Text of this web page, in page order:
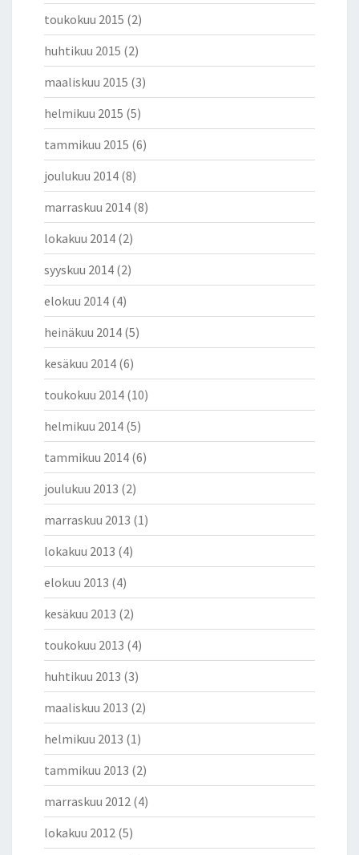
toukokuu 2015 (2)
huhtikuu 2015 (2)
maaliskuu 2015 (3)
helmikuu 2015 (5)
tammikuu 2015 (6)
joulukuu 2014 (8)
marraskuu 2014 (8)
lokakuu 2014 (2)
syyskuu 2014 (2)
elokuu 2014 (4)
heinäkuu 2014 (5)
kesäkuu 2014 (6)
toukokuu 2014 (10)
helmikuu 2014 (5)
tammikuu 2014 (6)
joulukuu 2013 (2)
marraskuu 2013 (1)
lokakuu 2013 (4)
elokuu 2013 (4)
kesäkuu 2013 (2)
toukokuu 2013 (4)
huhtikuu 2013 (3)
maaliskuu 2013 (2)
helmikuu 2013 (1)
tammikuu 2013 (2)
marraskuu 2012 (4)
lokakuu 2012 (5)